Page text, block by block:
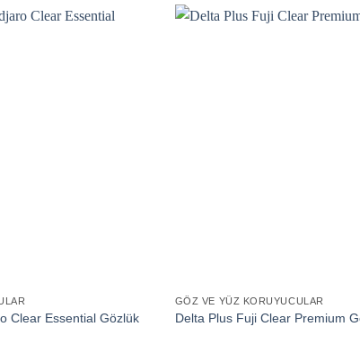
Clear Essential Gözlük
GÖZ VE YÜZ KORUYUCULAR
Delta Plus Fuji Clear Premium